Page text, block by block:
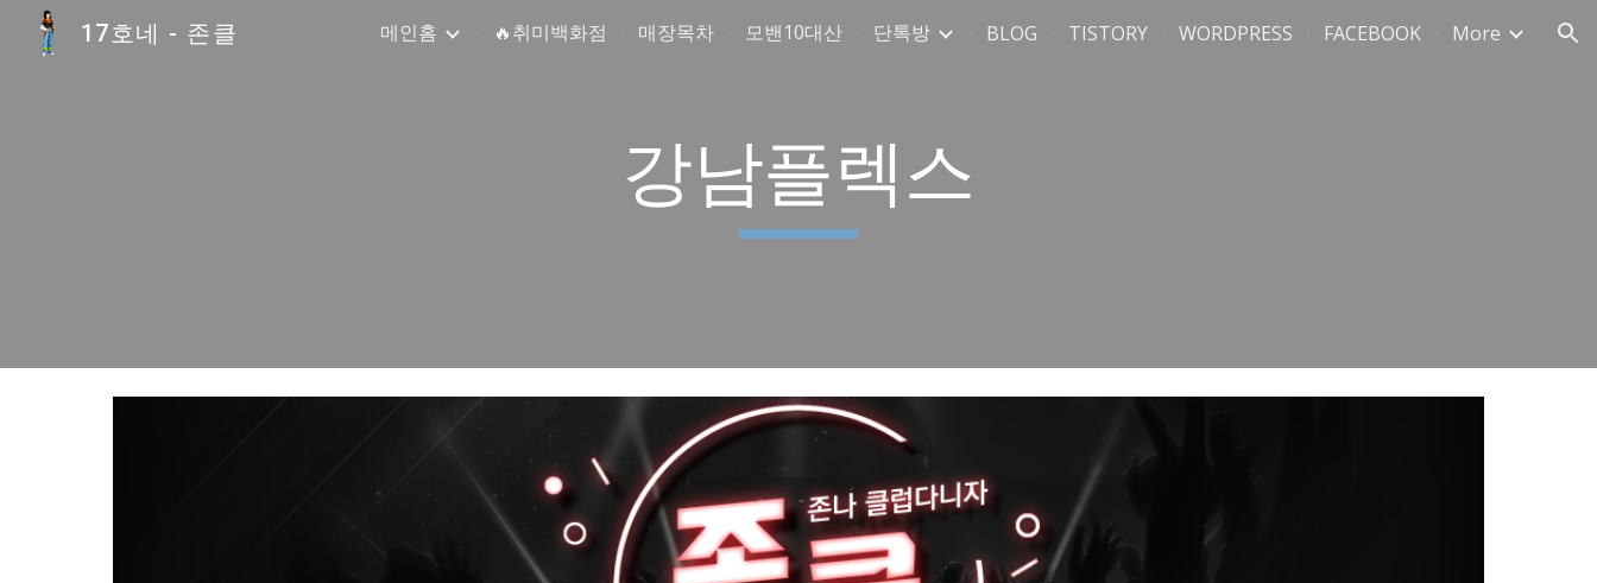
Skip to main content Skip to navigation
17호네 - 존클 메인홈 🔥취미백화점 매장목차 모밴10대산 단톡방 BLOG TISTORY WORDPRESS FACEBOOK More
강남플렉스